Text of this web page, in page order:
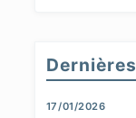
17/01/2026